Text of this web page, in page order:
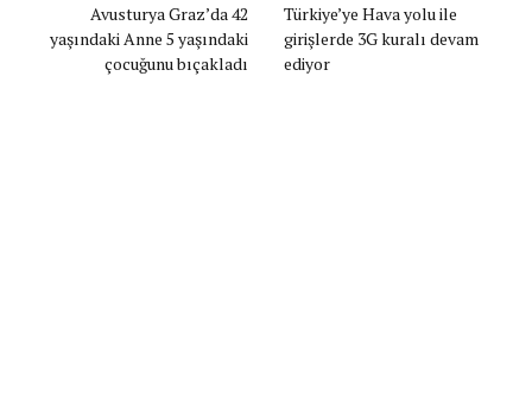
Avusturya Graz’da 42
yaşındaki Anne 5 yaşındaki
çocuğunu bıçakladı
Türkiye’ye Hava yolu ile
girişlerde 3G kuralı devam
ediyor